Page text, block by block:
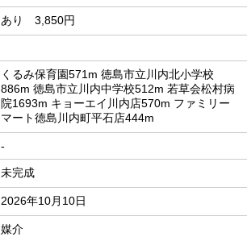
あり 3,850円
くるみ保育園571m 徳島市立川内北小学校
886m 徳島市立川内中学校512m 若草会松村病
院1693m キョーエイ川内店570m ファミリー
マート徳島川内町平石店444m
-
未完成
2026年10月10日
媒介